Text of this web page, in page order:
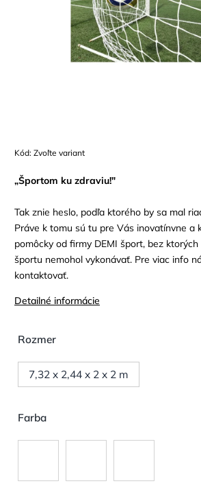
Kód: Zvoľte variant
„Športom ku zdraviu!"
Tak znie heslo, podľa ktorého by sa mal
Práve k tomu sú tu pre Vás inovatínvne a
pomôcky od firmy DEMI šport, bez
športu nemohol vykonávať. Pre viac info
kontaktovať.
Detailné informácie
Rozmer
7,32 x 2,44 x 2 x 2 m
Farba